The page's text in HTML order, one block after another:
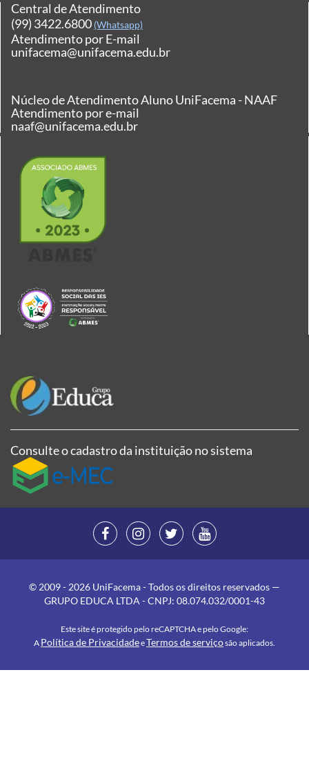
Central de Atendimento
(99) 3422.6800 (Whatsapp)
Atendimento por E-mail
unifacema@unifacema.edu.br
Núcleo de Atendimento Aluno UniFacema - NAAF
Atendimento por e-mail
naaf@unifacema.edu.br
Consulte o cadastro da instituição no sistema
© 2009 - 2026 UniFacema - Todos os direitos reservados —
GRUPO EDUCA LTDA - CNPJ: 08.074.032/0001-43
Este site é protegido pelo reCAPTCHA e pelo Google:
A Política de PrivacidadeeTermos de serviçosão aplicados.